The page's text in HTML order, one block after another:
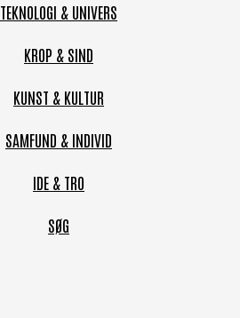
TEKNOLOGI & UNIVERS
KROP & SIND
KUNST & KULTUR
SAMFUND & INDIVID
IDE & TRO
SØG